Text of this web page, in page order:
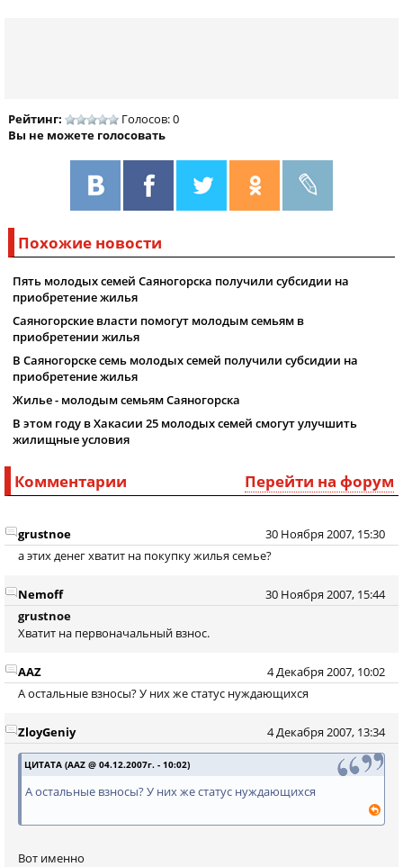
Рейтинг:
Голосов: 0
Вы не можете голосовать
Похожие новости
Пять молодых семей Саяногорска получили субсидии на
приобретение жилья
Саяногорские власти помогут молодым семьям в
приобретении жилья
В Саяногорске семь молодых семей получили субсидии на
приобретение жилья
Жилье - молодым семьям Саяногорска
В этом году в Хакасии 25 молодых семей смогут улучшить
жилищные условия
Перейти на форум
Комментарии
30 Ноября 2007, 15:30
grustnoe
а этих денег хватит на покупку жилья семье?
30 Ноября 2007, 15:44
Nemoff
grustnoe
Хватит на первоначальный взнос.
4 Декабря 2007, 10:02
AAZ
А остальные взносы? У них же статус нуждающихся
4 Декабря 2007, 13:34
ZloyGeniy
ЦИТАТА (AAZ @ 04.12.2007г. - 10:02)
А остальные взносы? У них же статус нуждающихся
Вот именно